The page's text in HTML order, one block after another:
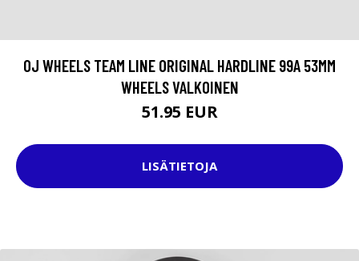
OJ WHEELS TEAM LINE ORIGINAL HARDLINE 99A 53MM
WHEELS VALKOINEN
51.95 EUR
LISÄTIETOJA